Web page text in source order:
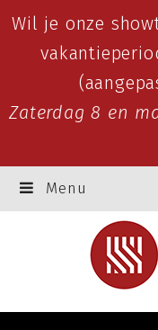
Wil je onze
Zaterdag 8 en
Menu